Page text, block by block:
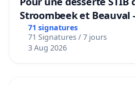
Stroombeek et Beauval
bediening van de
Voor
71 signatures
71 Signatures / 7 jours
3 Aug 2026